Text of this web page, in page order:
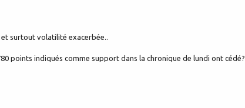
et surtout volatilité exacerbée..
points indiqués comme support dans la chronique de lundi ont cédé?